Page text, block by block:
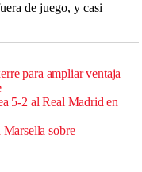
de juego, y casi
para ampliar ventaja
5-2 al Real Madrid en
sobre